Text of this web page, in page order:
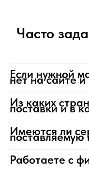
Часто
Если нужной
нет на сайте
Из каких
поставки и в
Имеются ли
поставляемую
Работаете с